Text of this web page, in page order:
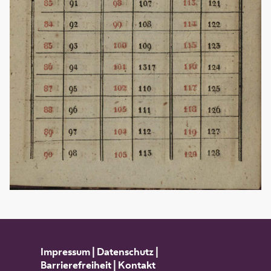
Impressum| Datenschutz|
Barrierefreiheit| Kontakt